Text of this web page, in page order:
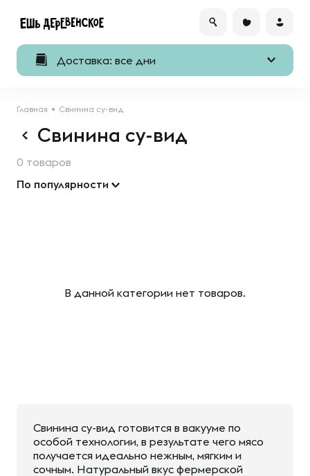
Доставка: все дни
Главная Свинина су-вид
Свинина су-вид
0 товаров
По популярности
В данной категории нет товаров.
Свинина су-вид готовится в вакууме по
особой технологии, в результате чего мясо
получается идеально нежным, мягким и
сочным. Натуральный вкус фермерской